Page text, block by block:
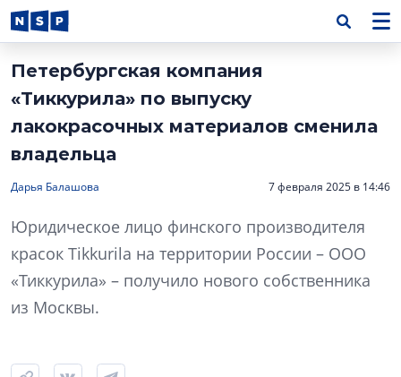
Петербургская компания
«Тиккурила» по выпуску
лакокрасочных материалов сменила
владельца
Дарья Балашова 7 февраля 2025 в 14:46
Юридическое лицо финского производителя
красок Tikkurila на территории России – ООО
«Тиккурила» – получило нового собственника
из Москвы.